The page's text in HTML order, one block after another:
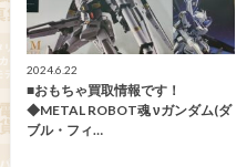
2024.6.22
■おもちゃ買取情報です！
◆METAL ROBOT魂 νガンダム(ダ
ブル・フィ…